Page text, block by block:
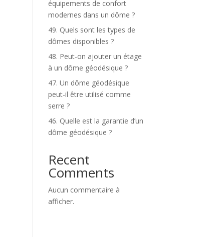
équipements de confort
modernes dans un dôme ?
49. Quels sont les types de
dômes disponibles ?
48. Peut-on ajouter un étage
à un dôme géodésique ?
47. Un dôme géodésique
peut-il être utilisé comme
serre ?
46. Quelle est la garantie d’un
dôme géodésique ?
Recent
Comments
Aucun commentaire à
afficher.